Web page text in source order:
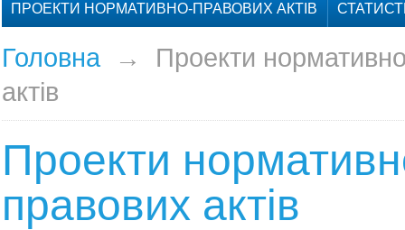
ПРОЕКТИ НОРМАТИВНО-ПРАВОВИХ АКТІВ
Головна→ Проекти
актів
Проекти
правових актів